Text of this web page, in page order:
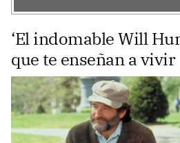
‘El indomable Will
que te enseñan a vivir